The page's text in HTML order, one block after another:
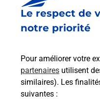
Le respect de
notre priorité
Pour améliorer votre
partenaires utilisent
similaires). Les
suivantes :
Est-il possible
emballage
bureau de Poste ?
Comment
modification de